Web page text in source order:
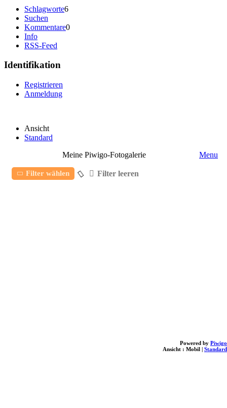
Schlagworte6
Suchen
Kommentare0
Info
RSS-Feed
Identifikation
Registrieren
Anmeldung
Ansicht
Standard
Meine Piwigo-Fotogalerie
Menu
Filter wählen Filter leeren
Powered by Piwigo
Ansicht : Mobil | Standard